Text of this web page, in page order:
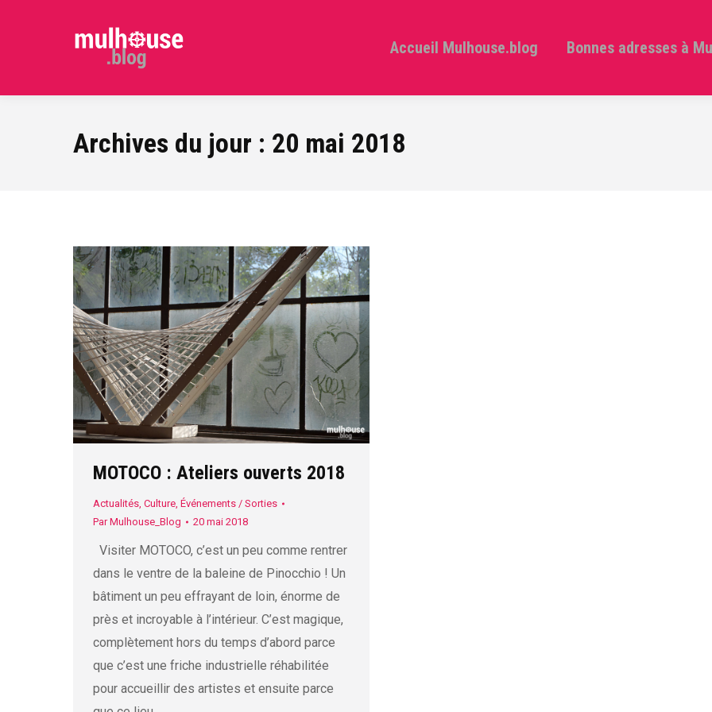
Accueil Mulhouse.blog Bonnes adresses à
Archives du jour : 20 mai 2018
MOTOCO : Ateliers ouverts 2018
Actualités, Culture, Événements / Sorties
ParMulhouse_Blog 20 mai 2018
Visiter MOTOCO, c’est un peu comme rentrer
dans le ventre de la baleine de Pinocchio ! Un
bâtiment un peu effrayant de loin, énorme de
près et incroyable à l’intérieur. C’est magique,
complètement hors du temps d’abord parce
que c’est une friche industrielle réhabilitée
pour accueillir des artistes et ensuite parce